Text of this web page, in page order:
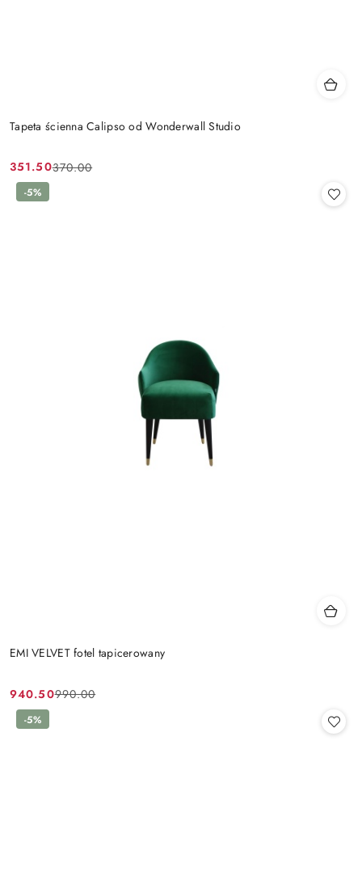
Tapeta ścienna Calipso od Wonderwall Studio
Cena
promocyjna:
351.50
Cena
przed
370.00
EMI VELVET fotel tapicerowany
Cena
promocyjna:
940.50
Cena
przed
990.00
-5%
-5%